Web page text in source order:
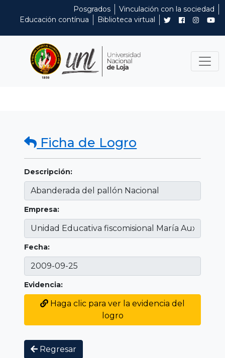
Posgrados
Vinculación con la sociedad
Educación contínua
Biblioteca virtual
Ficha de Logro
Descripción:
Empresa:
Fecha:
Evidencia:
Haga clic para ver la evidencia del
logro
Regresar